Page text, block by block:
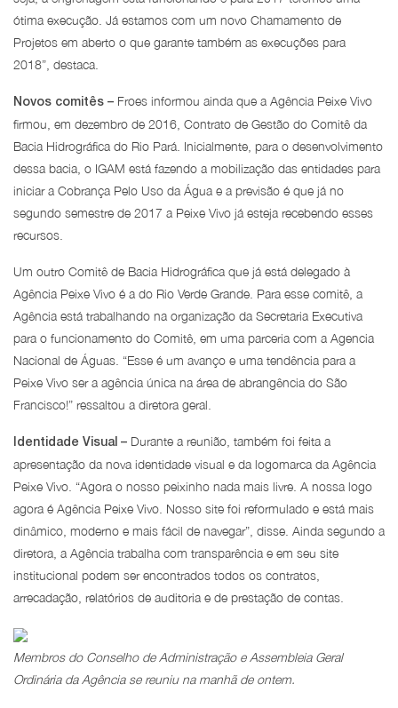
ótima execução. Já estamos com um novo Chamamento de
Projetos em aberto o que garante também as execuções para
2018”, destaca.
Novos comitês – Froes informou ainda que a Agência Peixe Vivo
firmou, em dezembro de 2016, Contrato de Gestão do Comitê da
Bacia Hidrográfica do Rio Pará. Inicialmente, para o desenvolvimento
dessa bacia, o IGAM está fazendo a mobilização das entidades para
iniciar a Cobrança Pelo Uso da Água e a previsão é que já no
segundo semestre de 2017 a Peixe Vivo já esteja recebendo esses
recursos.
Um outro Comitê de Bacia Hidrográfica que já está delegado à
Agência Peixe Vivo é a do Rio Verde Grande. Para esse comitê, a
Agência está trabalhando na organização da Secretaria Executiva
para o funcionamento do Comitê, em uma parceria com a Agencia
Nacional de Águas. “Esse é um avanço e uma tendência para a
Peixe Vivo ser a agência única na área de abrangência do São
Francisco!” ressaltou a diretora geral.
Identidade Visual – Durante a reunião, também foi feita a
apresentação da nova identidade visual e da logomarca da Agência
Peixe Vivo. “Agora o nosso peixinho nada mais livre. A nossa logo
agora é Agência Peixe Vivo. Nosso site foi reformulado e está mais
dinâmico, moderno e mais fácil de navegar”, disse. Ainda segundo a
diretora, a Agência trabalha com transparência e em seu site
institucional podem ser encontrados todos os contratos,
arrecadação, relatórios de auditoria e de prestação de contas.
Membros do Conselho de Administração e Assembleia Geral
Ordinária da Agência se reuniu na manhã de ontem.